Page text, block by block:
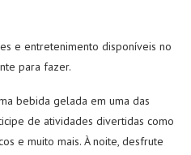
e entretenimento disponíveis no
para fazer.
bebida gelada em uma das
de atividades divertidas como
e muito mais. À noite, desfrute